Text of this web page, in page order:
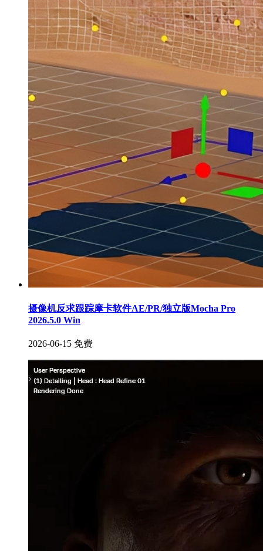
摄像机反求跟踪摩卡软件AE/PR/独立版Mocha Pro
2026.5.0 Win
2026-06-15 免费